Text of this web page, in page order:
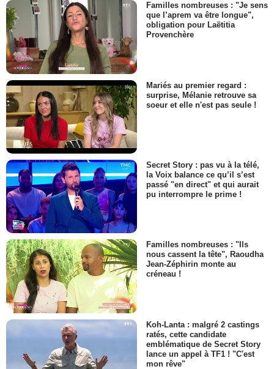
Familles nombreuses : "Je sens
que l’aprem va être longue",
obligation pour Laëtitia
Provenchère
Mariés au premier regard :
surprise, Mélanie retrouve sa
soeur et elle n'est pas seule !
Secret Story : pas vu à la télé,
la Voix balance ce qu’il s’est
passé "en direct" et qui aurait
pu interrompre le prime !
Familles nombreuses : "Ils
nous cassent la tête", Raoudha
Jean-Zéphirin monte au
créneau !
Koh-Lanta : malgré 2 castings
ratés, cette candidate
emblématique de Secret Story
lance un appel à TF1 ! "C'est
mon rêve"